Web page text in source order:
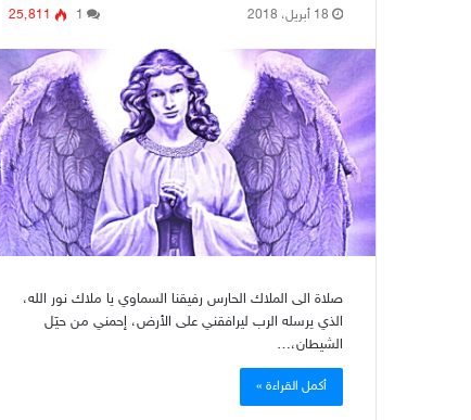
18 أبريل، 2018 1 25٬811
صلاة الى الملاك الحارس رفيقنا السماوي يا ملاك نور الله،
الذي يرسله الرب ليرافقني على الأرض، إحمني من حيَل
الشيطان،…
أكمل القراءة »